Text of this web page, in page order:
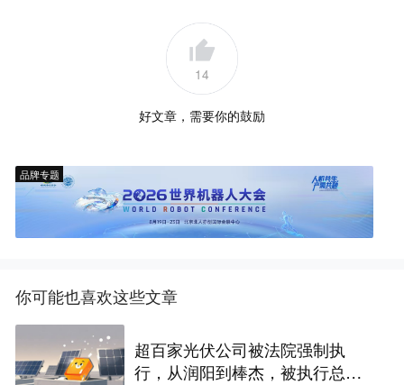
14
好文章，需要你的鼓励
品牌专题
你可能也喜欢这些文章
超百家光伏公司被法院强制执
行，从润阳到棒杰，被执行总金